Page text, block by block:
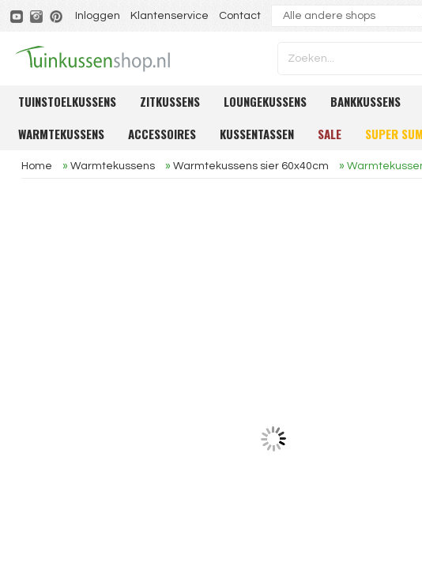
Inloggen Klantenservice Contact
TUINSTOELKUSSENS ZITKUSSENS LOUNGEKUSSENS BANKKUSSENS
WARMTEKUSSENS
ACCESSOIRES KUSSENTASSEN SALE SUPER
Home » Warmtekussens » Warmtekussens sier 60x40cm »